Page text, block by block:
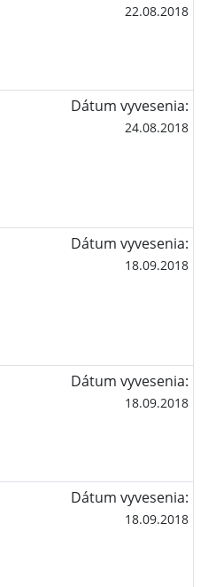
22.08.2018
Dátum vyvesenia:
24.08.2018
Dátum vyvesenia:
18.09.2018
Dátum vyvesenia:
18.09.2018
Dátum vyvesenia:
18.09.2018